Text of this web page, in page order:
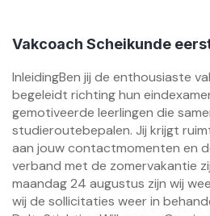
Vakcoach Scheikunde
InleidingBen jij de enthousiaste
begeleidt richting hun
gemotiveerde leerlingen die
studieroutebepalen. Jij krijgt
aan jouw contactmomenten en
verband met de zomervakantie
maandag 24 augustus zijn wij
wij de sollicitaties weer in